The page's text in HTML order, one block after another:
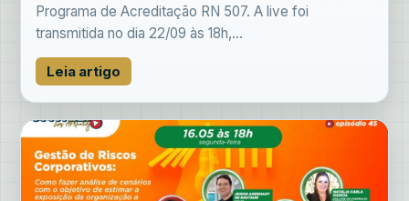
Programa de Acreditação RN 507. A live foi
transmitida no dia 22/09 às 18h,...
Leia artigo